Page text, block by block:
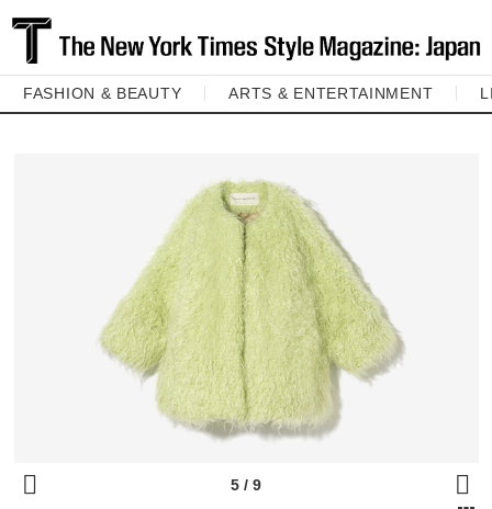
FASHION & BEAUTY ARTS & ENTERTAINMENT